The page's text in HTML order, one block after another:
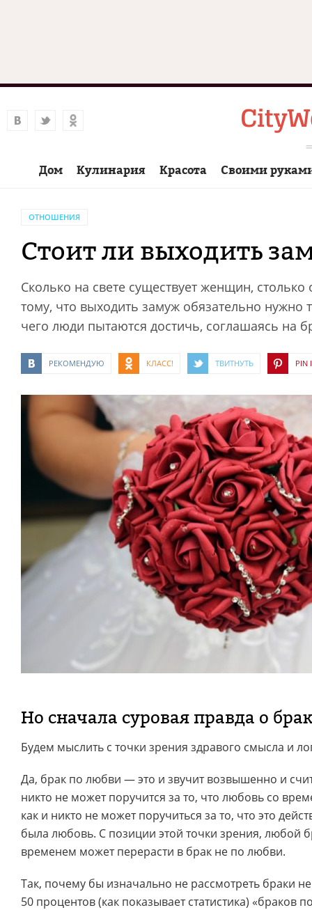
Дом Кулинария Красота Своими
ОТНОШЕНИЯ
Стоит ли выходить
Сколько на свете существует женщин,
тому, что выходить замуж обязательно
чего люди пытаются достичь, соглашаясь на
РЕКОМЕНДУЮ КЛАСС! ТВИТНУТЬ PIN
Но сначала суровая правда о
Будем мыслить с точки зрения здравого смысла и
Да, брак по любви — это и звучит возвышенно и
никто не может поручится за то, что любовь со
как и никто не может поручиться за то, что это
была любовь. С позиции этой точки зрения, любой
временем может перерасти в брак не по любви.
Так, почему бы изначально не рассмотреть браки
50 процентов (как показывает статистика) «браков